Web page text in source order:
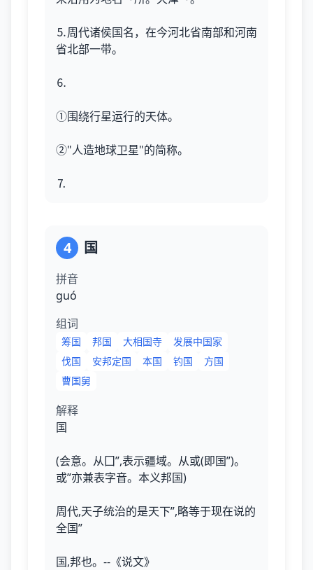
⒌周代诸侯国名，在今河北省南部和河南
省北部一带。
⒍
①围绕行星运行的天体。
②"人造地球卫星"的简称。
⒎
4 国
拼音
ɡuó
组词
筹国 邦国 大相国寺
发展中国家
伐国
安邦定国 本国 钓国
方国
曹国舅
解释
国
(会意。从囗”,表示疆域。从或(即国”)。
或”亦兼表字音。本义邦国)
周代,天子统治的是天下”,略等于现在说的
全国”
国,邦也。--《说文》